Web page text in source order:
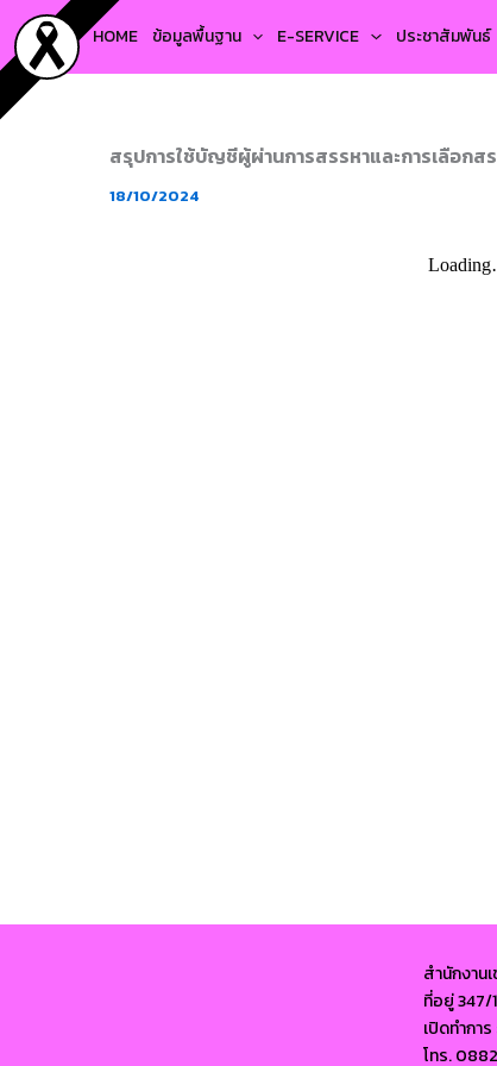
Skip
to
content
HOME ข้อมูลพื้นฐาน E-SERVICE ประชาสัมพันธ์
สรุปการใช้บัญชีผู้ผ่านการสรรหาและการเลือก
18/10/2024
สำนักงาน
ที่อยู่ 347/
เปิดทำกา
โทร.